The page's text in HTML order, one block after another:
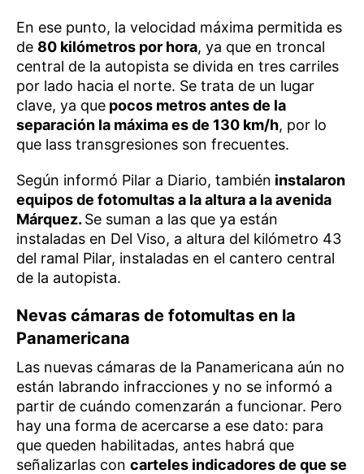
En ese punto, la velocidad máxima permitida es
de 80 kilómetros por hora, ya que en troncal
central de la autopista se divida en tres carriles
por lado hacia el norte. Se trata de un lugar
clave, ya que pocos metros antes de la
separación la máxima es de 130 km/h, por lo
que lass transgresiones son frecuentes.
Según informó Pilar a Diario, también instalaron
equipos de fotomultas a la altura a la avenida
Márquez. Se suman a las que ya están
instaladas en Del Viso, a altura del kilómetro 43
del ramal Pilar, instaladas en el cantero central
de la autopista.
Nevas cámaras de fotomultas en la
Panamericana
Las nuevas cámaras de la Panamericana aún no
están labrando infracciones y no se informó a
partir de cuándo comenzarán a funcionar. Pero
hay una forma de acercarse a ese dato: para
que queden habilitadas, antes habrá que
señalizarlas con carteles indicadores de que se